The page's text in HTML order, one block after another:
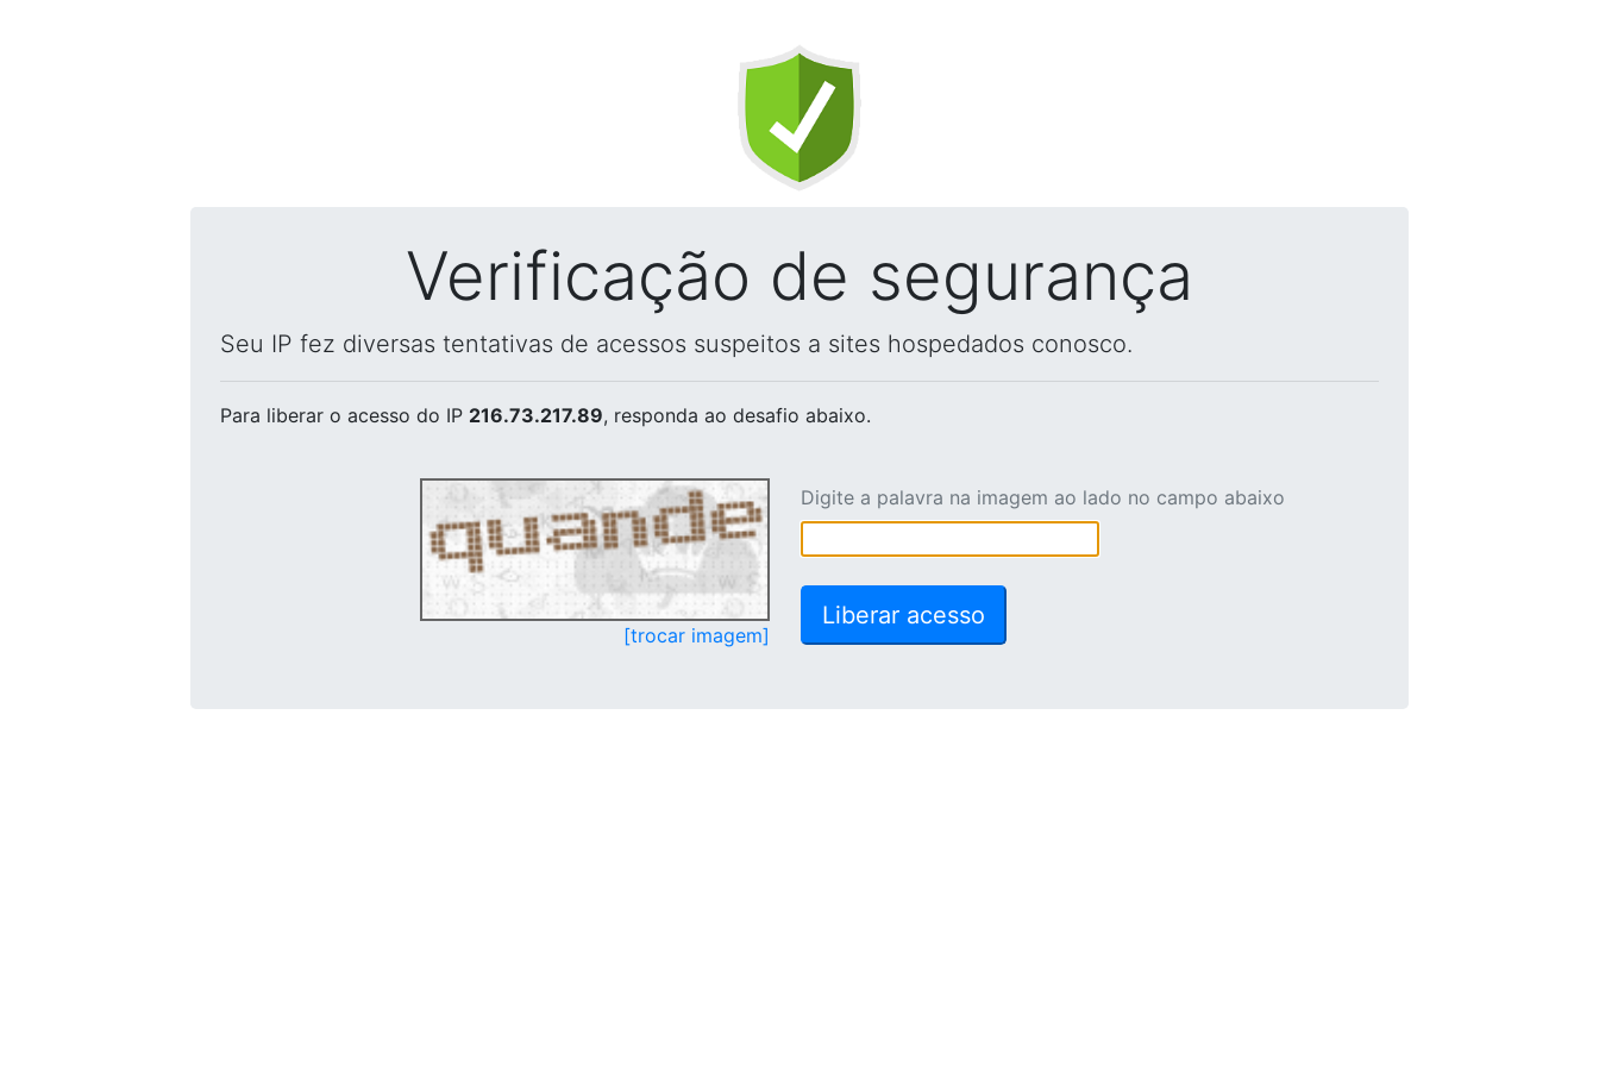
Verificação de segurança
Seu IP fez diversas tentativas de acessos suspeitos a sites hospedados conosco.
Para liberar o acesso do IP 216.73.217.89, responda ao desafio abaixo.
[trocar imagem]
Digite a palavra na imagem ao lado no campo abaixo